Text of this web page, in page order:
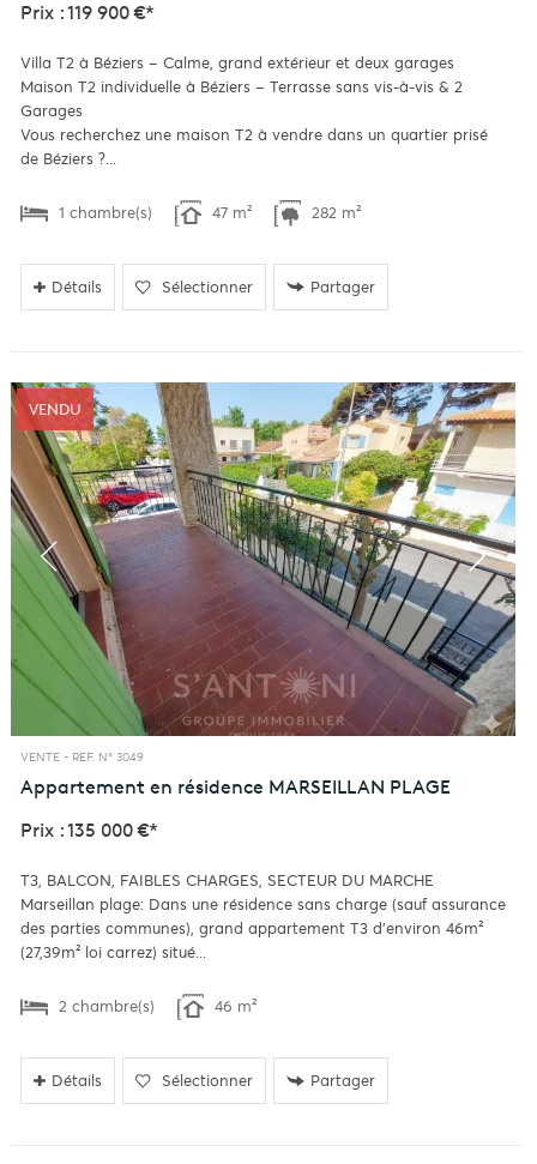
Prix : 119 900 €*
Villa T2 à Béziers – Calme, grand extérieur et deux garages
Maison T2 individuelle à Béziers – Terrasse sans vis-à-vis & 2
Garages
Vous recherchez une maison T2 à vendre dans un quartier prisé
de Béziers ?...
1 chambre(s) 47 m² 282 m²
Détails Sélectionner Partager
VENDU
VENTE - REF. N° 3049
Appartement en résidence MARSEILLAN PLAGE
Prix : 135 000 €*
T3, BALCON, FAIBLES CHARGES, SECTEUR DU MARCHE
Marseillan plage: Dans une résidence sans charge (sauf assurance
des parties communes), grand appartement T3 d'environ 46m²
(27,39m² loi carrez) situé...
2 chambre(s) 46 m²
Détails Sélectionner Partager